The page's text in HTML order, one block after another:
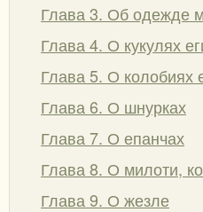
Глава 3. Об одежде
Глава 4. О кукулях
Глава 5. О колобиях
Глава 6. О шнурках
Глава 7. О епанчах
Глава 8. О милоти,
Глава 9. О жезле